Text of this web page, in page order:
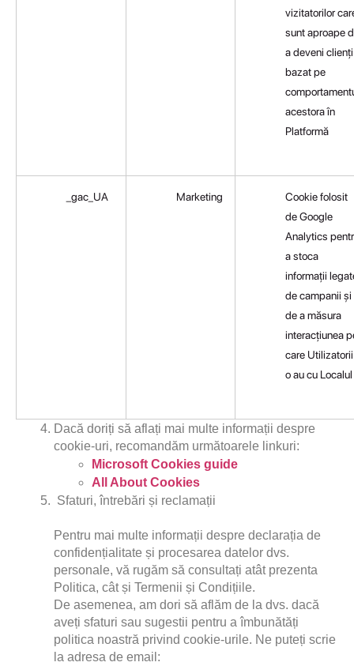
vizitatorilor
sunt aproape
a deveni clienți
bazat pe
acestora în
Platformă
_gac_UA Marketing
Cookie folosit
de Google
Analytics
a stoca
informații
de campanii și
de a măsura
interacțiunea
care Utilizatorii
o au cu Localul
Dacă doriți să aflați mai multe informații despre
cookie-uri, recomandăm următoarele linkuri:
Microsoft Cookies guide
All About Cookies
Sfaturi, întrebări și reclamații
Pentru mai multe informații despre declarația de
confidențialitate și procesarea datelor dvs.
personale, vă rugăm să consultați atât prezenta
Politica, cât și Termenii și Condițiile.
De asemenea, am dori să aflăm de la dvs. dacă
aveți sfaturi sau sugestii pentru a îmbunătăți
politica noastră privind cookie-urile. Ne puteți scrie
la adresa de email: